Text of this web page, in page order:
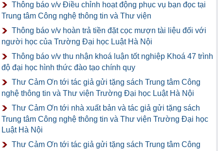
Thông báo v/v Điều chỉnh hoạt động phục vụ bạn đọc tại
Trung tâm Công nghệ thông tin và Thư viện
Thông báo v/v hoàn trả tiền đặt cọc mượn tài liệu đối với
người học của Trường Đại học Luật Hà Nội
Thông báo v/v thu nhận khoá luận tốt nghiệp Khoá 47 trình
độ đại học hình thức đào tạo chính quy
Thư Cảm Ơn tới tác giả gửi tặng sách Trung tâm Công
nghệ thông tin và Thư viện Trường Đại học Luật Hà Nội
Thư Cảm Ơn tới nhà xuất bản và tác giả gửi tặng sách
Trung tâm Công nghệ thông tin và Thư viện Trường Đại học
Luật Hà Nội
Thư Cảm Ơn tới tác giả gửi tặng sách Trung tâm Công